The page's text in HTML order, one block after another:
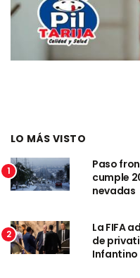
LO MÁS VISTO
1
Paso
cumple
nevadas
2
La FIFA
de
Infantino